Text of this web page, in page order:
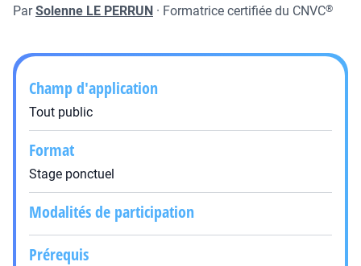
ParSolenne LE PERRUN · Formatrice certifiée du CNVC®
Champ d'application
Tout public
Format
Stage ponctuel
Modalités de participation
Prérequis